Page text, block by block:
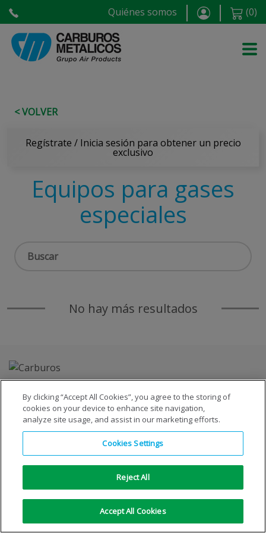
Quiénes somos (0)
< VOLVER
Regístrate / Inicia sesión para obtener un precio
exclusivo
Equipos para gases
especiales
No hay más resultados
Copyright © 1996-2026 © S.E. de Carburos Metálicos, S.A.
Todos los derechos reservados| Aviso Legal
privacidad|Aviso de cookies
By clicking “Accept All Cookies”, you agree to the storing of
cookies on your device to enhance site navigation,
analyze site usage, and assist in our marketing efforts.
Cookies Settings
Reject All
Accept All Cookies